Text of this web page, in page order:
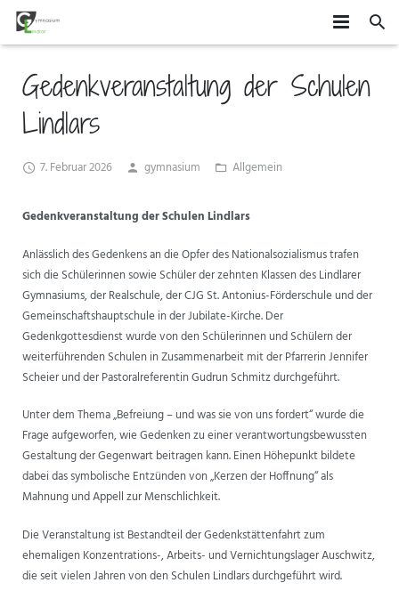
SCHÜLER
AUSTAUSCH UND FAHRTEN
WETTBEWERBE UND ZUSATZQUALIFIKATIONEN
EHEMALIGE
STUFENINFO
KONZEPTE
FÖRDERUNG UND BERATUNG
VERTRETUNGSPLAN
ÜBERMITTAG
UNTERRICHTSZEITEN
BUSVERBINDUNGEN
ANSPRECHPARTNER
ELTERNMITWIRKUNG
GRUNDSCHÜLER
FÖRDERVEREIN
NEWS
KONTAKT
Gedenkveranstaltung der Schulen
Lindlars
7. Februar 2026 gymnasium Allgemein
Gedenkveranstaltung der Schulen Lindlars
Anlässlich des Gedenkens an die Opfer des Nationalsozialismus trafen
sich die Schülerinnen sowie Schüler der zehnten Klassen des Lindlarer
Gymnasiums, der Realschule, der CJG St. Antonius-Förderschule und der
Gemeinschaftshauptschule in der Jubilate-Kirche. Der
Gedenkgottesdienst wurde von den Schülerinnen und Schülern der
weiterführenden Schulen in Zusammenarbeit mit der Pfarrerin Jennifer
Scheier und der Pastoralreferentin Gudrun Schmitz durchgeführt.
Unter dem Thema „Befreiung – und was sie von uns fordert“ wurde die
Frage aufgeworfen, wie Gedenken zu einer verantwortungsbewussten
Gestaltung der Gegenwart beitragen kann. Einen Höhepunkt bildete
dabei das symbolische Entzünden von „Kerzen der Hoffnung“ als
Mahnung und Appell zur Menschlichkeit.
Die Veranstaltung ist Bestandteil der Gedenkstättenfahrt zum
ehemaligen Konzentrations-, Arbeits- und Vernichtungslager Auschwitz,
die seit vielen Jahren von den Schulen Lindlars durchgeführt wird.